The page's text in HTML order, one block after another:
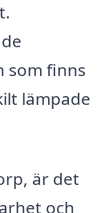
som finns
lämpade
är det
och